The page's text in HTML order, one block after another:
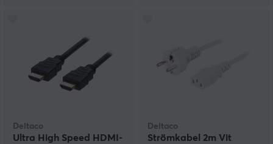
Deltaco
Ultra High Speed HDMI-
Deltaco
Strömkabel 2m Vit